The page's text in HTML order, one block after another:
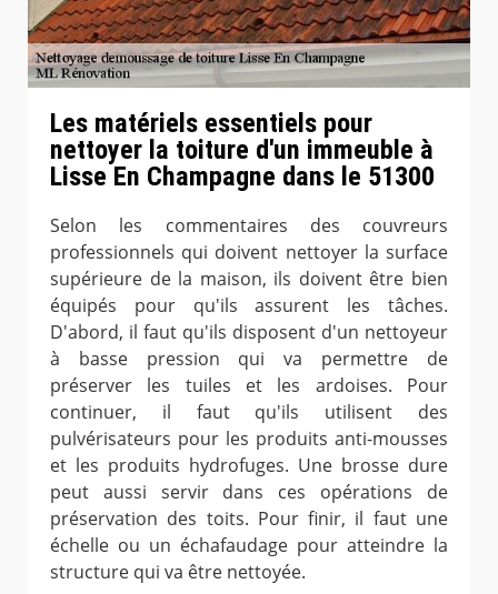
Les matériels essentiels pour
nettoyer la toiture d'un immeuble à
Lisse En Champagne dans le 51300
Selon les commentaires des couvreurs
professionnels qui doivent nettoyer la surface
supérieure de la maison, ils doivent être bien
équipés pour qu'ils assurent les tâches.
D'abord, il faut qu'ils disposent d'un nettoyeur
à basse pression qui va permettre de
préserver les tuiles et les ardoises. Pour
continuer, il faut qu'ils utilisent des
pulvérisateurs pour les produits anti-mousses
et les produits hydrofuges. Une brosse dure
peut aussi servir dans ces opérations de
préservation des toits. Pour finir, il faut une
échelle ou un échafaudage pour atteindre la
structure qui va être nettoyée.